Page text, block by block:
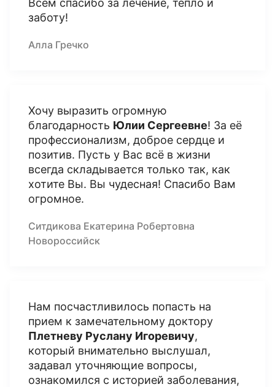
Всем спасибо за лечение, тепло и
заботу!
Алла Гречко
Хочу выразить огромную
благодарность Юлии Сергеевне! За её
профессионализм, доброе сердце и
позитив. Пусть у Вас всё в жизни
всегда складывается только так, как
хотите Вы. Вы чудесная! Спасибо Вам
огромное.
Ситдикова Екатерина Робертовна
Новороссийск
Нам посчастливилось попасть на
прием к замечательному доктору
Плетневу Руслану Игоревичу,
который внимательно выслушал,
задавал уточняющие вопросы,
ознакомился с историей заболевания,